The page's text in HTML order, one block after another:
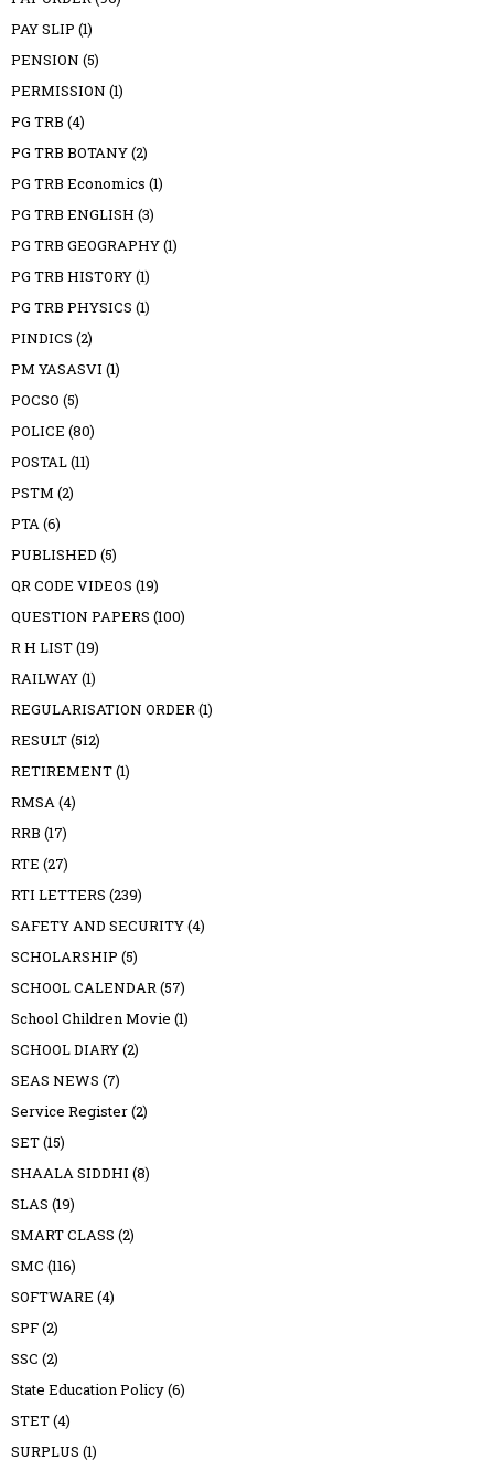
PAY SLIP (1)
PENSION (5)
PERMISSION (1)
PG TRB (4)
PG TRB BOTANY(2)
PG TRB Economics (1)
PG TRB ENGLISH (3)
PG TRB GEOGRAPHY(1)
PG TRB HISTORY(1)
PG TRB PHYSICS (1)
PINDICS (2)
PM YASASVI (1)
POCSO (5)
POLICE (80)
POSTAL(11)
PSTM (2)
PTA(6)
PUBLISHED (5)
QR CODE VIDEOS (19)
QUESTION PAPERS (100)
R H LIST(19)
RAILWAY(1)
REGULARISATION ORDER(1)
RESULT(512)
RETIREMENT(1)
RMSA(4)
RRB (17)
RTE (27)
RTI LETTERS (239)
SAFETY AND SECURITY(4)
SCHOLARSHIP (5)
SCHOOL CALENDAR(57)
School Children Movie (1)
SCHOOL DIARY(2)
SEAS NEWS (7)
Service Register(2)
SET(15)
SHAALA SIDDHI (8)
SLAS (19)
SMART CLASS (2)
SMC (116)
SOFTWARE (4)
SPF(2)
SSC (2)
State Education Policy(6)
STET(4)
SURPLUS (1)